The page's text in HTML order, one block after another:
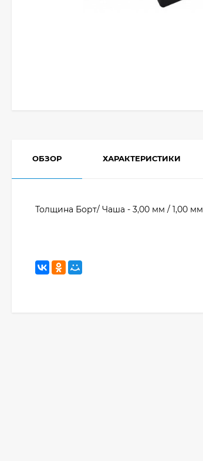
ОБЗОР ХАРАКТЕРИСТИКИ
Толщина Борт/ Чаша - 3,00 мм / 1,00 мм